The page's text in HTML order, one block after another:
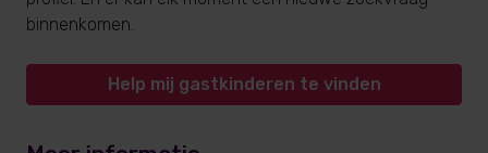
binnenkomen.
Help mij gastkinderen te vinden